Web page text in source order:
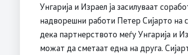
Унгарија и Израел ја засилуваат
надворешни работи Петер Сијарто на
дека партнерството меѓу Унгарија и
можат да сметаат една на друга.